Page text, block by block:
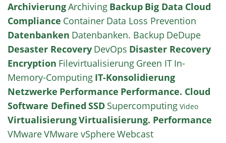
ArchivierungArchiving Backup Big Data Cloud
Compliance Container Data Loss Prevention
Datenbanken Datenbanken. Backup DeDupe
Desaster Recovery DevOps Disaster Recovery
Encryption Filevirtualisierung Green IT In-
Memory-Computing IT-Konsolidierung
Netzwerke Performance Performance. Cloud
Software Defined SSD Supercomputing Video
VirtualisierungVirtualisierung. Performance
VMwareVMware vSphereWebcast